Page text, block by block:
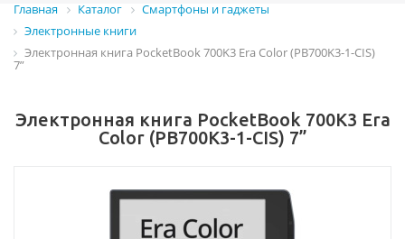
Главная Каталог
Смартфоны и гаджеты
Электронные книги
Электронная книга PocketBook 700K3 Era Color (PB700K3-1-CIS)
7”
Электронная книга PocketBook 700K3 Era
Color (PB700K3-1-CIS) 7”